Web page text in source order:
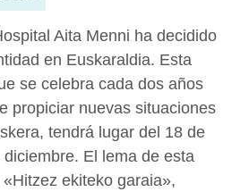
Aita Menni ha decidido
en Euskaraldia. Esta
se celebra cada dos años
propiciar nuevas situaciones
tendrá lugar del 18 de
El lema de esta
ekiteko garaia»,